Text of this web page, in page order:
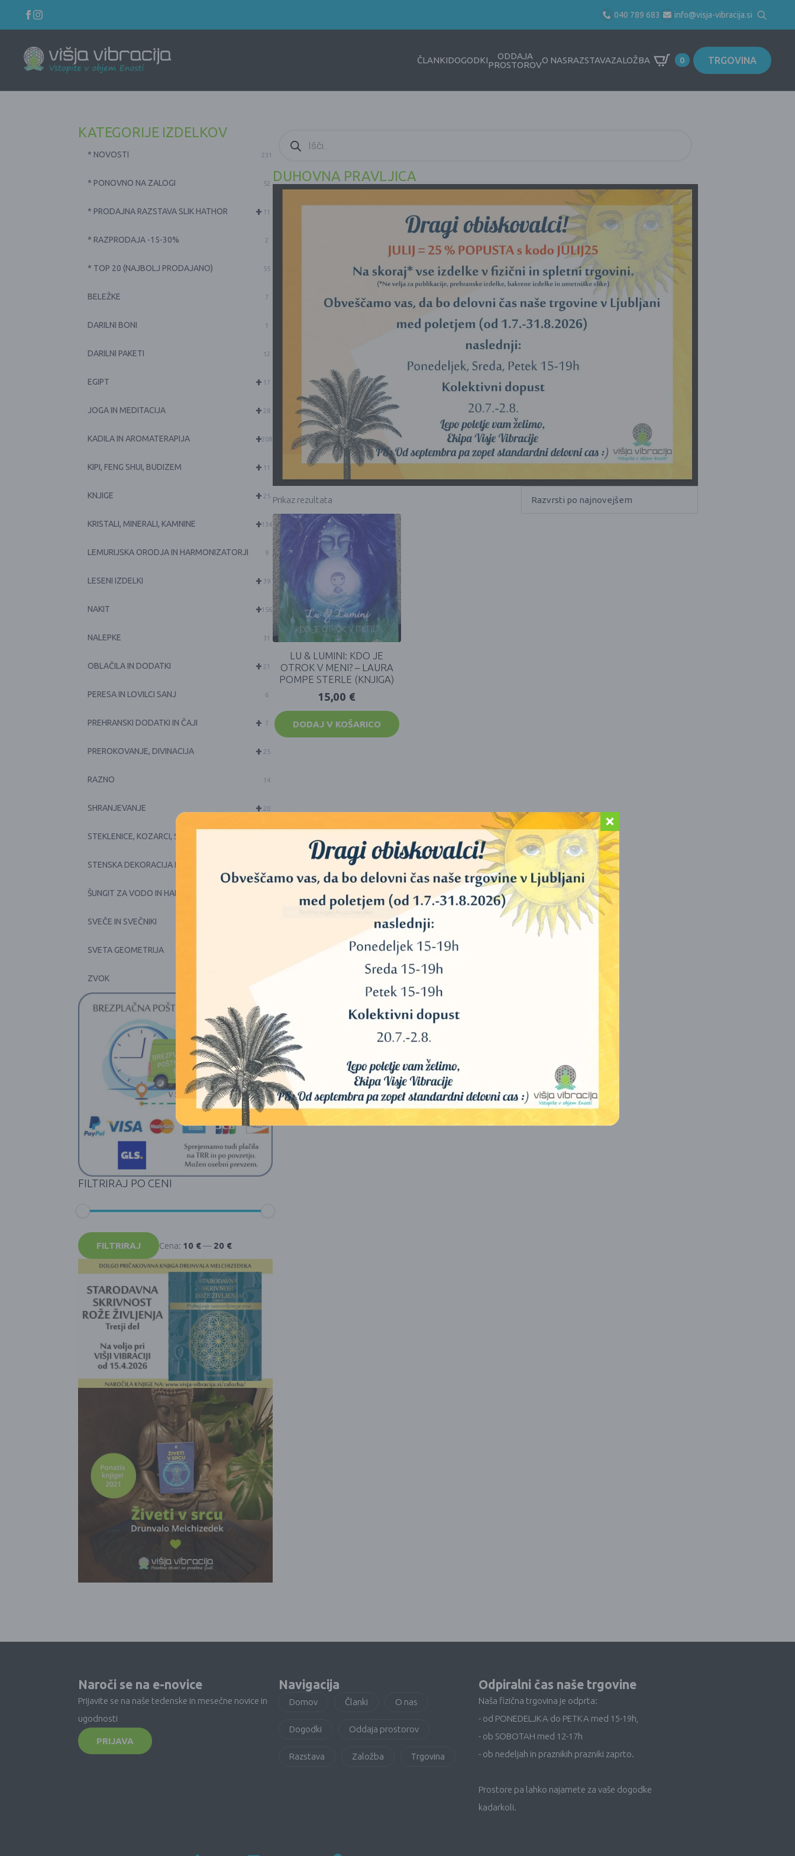
040 789 683 info@visja-vibracija.si
Search
for:
ČLANKIDOGODKI
ODDAJA
PROSTOROVO NASRAZSTAVAZALOŽBA 0 TRGOVINA
KATEGORIJE IZDELKOV
* NOVOSTI 231
* PONOVNO NA ZALOGI 52
+
* PRODAJNA RAZSTAVA SLIK HATHOR 11
* RAZPRODAJA -15-30% 2
* TOP 20 (NAJBOLJ PRODAJANO) 55
BELEŽKE 7
DARILNI BONI 1
DARILNI PAKETI 12
+
EGIPT 17
+
JOGA IN MEDITACIJA 28
+
KADILA IN AROMATERAPIJA 208
+
KIPI, FENG SHUI, BUDIZEM 11
+
KNJIGE 25
+
KRISTALI, MINERALI, KAMNINE 134
LEMURIJSKA ORODJA IN HARMONIZATORJI 9
+
LESENI IZDELKI 39
+
NAKIT 156
NALEPKE 31
+
OBLAČILA IN DODATKI 21
PERESA IN LOVILCI SANJ 6
+
PREHRANSKI DODATKI IN ČAJI 7
+
PREROKOVANJE, DIVINACIJA 25
RAZNO 14
+
SHRANJEVANJE 20
STEKLENICE, KOZARCI, SKODELICE, POSODE
STENSKA DEKORACIJA IN PRTI
ŠUNGIT ZA VODO IN HARMONIJO
SVEČE IN SVEČNIKI
SVETA GEOMETRIJA
+
ZVOK 113
FILTRIRAJ PO CENI
Min
cena
Max
cena FILTRIRAJ Cena: 10 €— 20 €
search
DUHOVNA PRAVLJICA
Prikaz rezultata
LU & LUMINI: KDO JE
OTROK V MENI? – LAURA
POMPE STERLE (KNJIGA)
15,00 €
DODAJ V KOŠARICO
Naroči se na e-novice
Prijavite se na naše tedenske in mesečne novice in
ugodnosti
PRIJAVA
Navigacija
Domov Članki O nas
Dogodki Oddaja prostorov
Razstava Založba Trgovina
Odpiralni čas naše trgovine
Naša fizična trgovina je odprta:
- od PONEDELJKA do PETKA med 15-19h,
- ob SOBOTAH med 12-17h
- ob nedeljah in praznikih prazniki zaprto.
Prostore pa lahko najamete za vaše dogodke
kadarkoli.